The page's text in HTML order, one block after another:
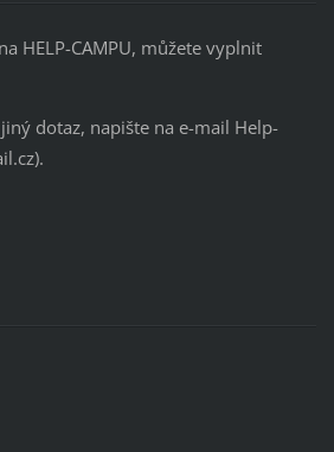
HELP-CAMPU, můžete vyplnit
dotaz, napište na e-mail Help-